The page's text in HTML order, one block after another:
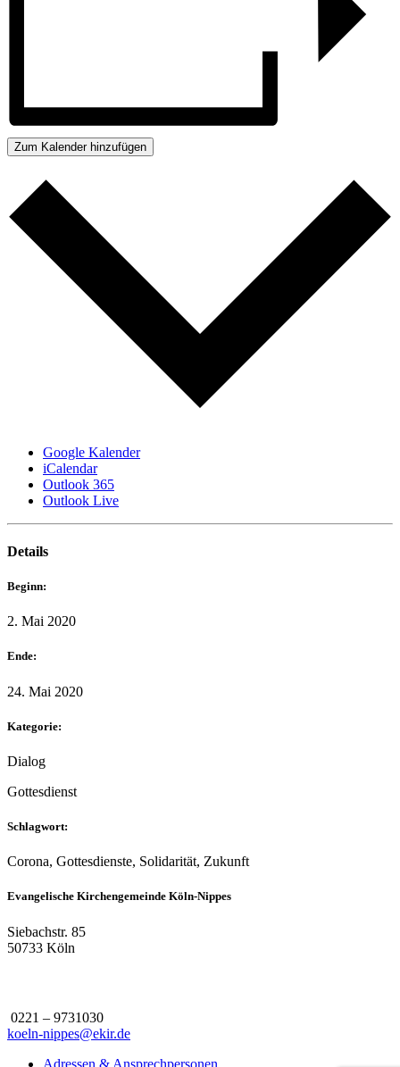
Zum Kalender hinzufügen
Google Kalender
iCalendar
Outlook 365
Outlook Live
Details
Beginn:
2. Mai 2020
Ende:
24. Mai 2020
Kategorie:
Dialog
Gottesdienst
Schlagwort:
Corona, Gottesdienste, Solidarität, Zukunft
Evangelische Kirchengemeinde Köln-Nippes
Siebachstr. 85
50733 Köln
0221 – 9731030
koeln-nippes@ekir.de
Adressen & Ansprechpersonen